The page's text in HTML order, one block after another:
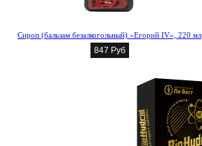
Сироп (бальзам безалкогольный) «Егорий IV», 220 мл
847 Руб